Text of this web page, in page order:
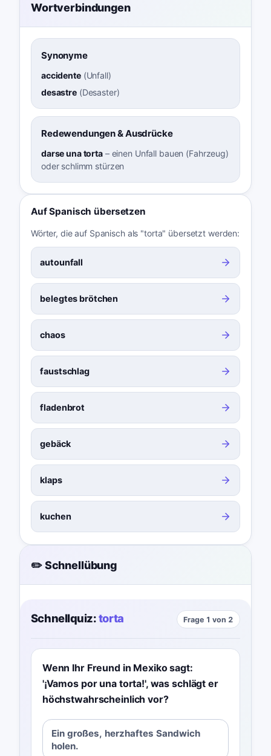
Wortverbindungen
Synonyme
accidente(Unfall)
desastre(Desaster)
Redewendungen & Ausdrücke
darse una torta – einen Unfall bauen (Fahrzeug)
oder schlimm stürzen
Auf Spanisch übersetzen
Wörter, die auf Spanisch als "torta" übersetzt werden:
autounfall
belegtes brötchen
chaos
faustschlag
fladenbrot
gebäck
klaps
kuchen
✏️ Schnellübung
Schnellquiz:torta Frage 1 von 2
Wenn Ihr Freund in Mexiko sagt:
'¡Vamos por una torta!', was schlägt er
höchstwahrscheinlich vor?
Ein großes, herzhaftes Sandwich
holen.